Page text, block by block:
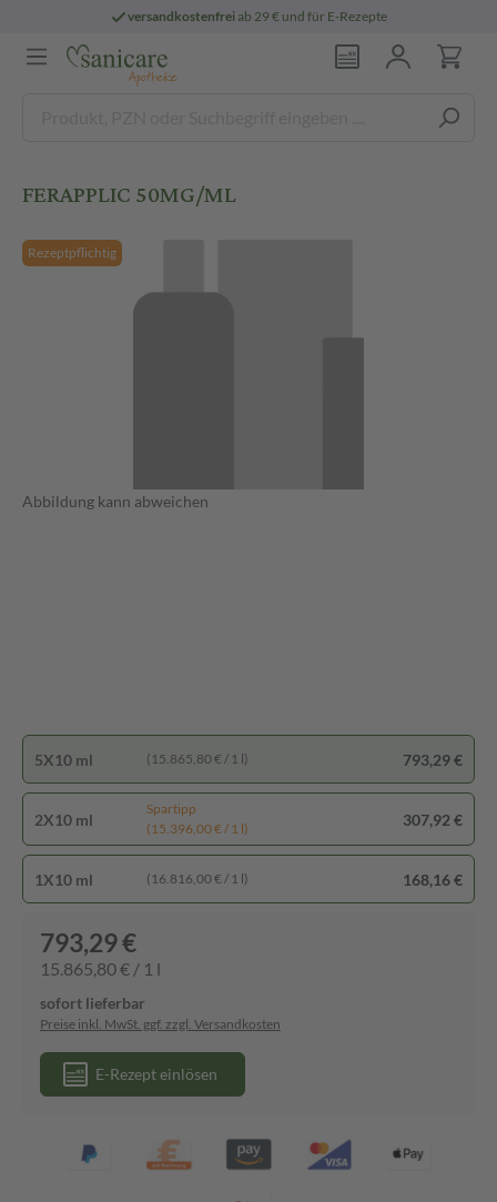
versandkostenfreiab 29 € und für E-Rezepte
FERAPPLIC 50MG/ML
Rezeptpflichtig
Abbildung kann abweichen
5X10 ml (15.865,80 € / 1 l) 793,29 €
2X10 ml
Spartipp
(15.396,00 € / 1 l)
307,92 €
1X10 ml (16.816,00 € / 1 l) 168,16 €
793,29 €
15.865,80 € / 1 l
sofort lieferbar
Preise inkl. MwSt. ggf. zzgl. Versandkosten
E-Rezept einlösen